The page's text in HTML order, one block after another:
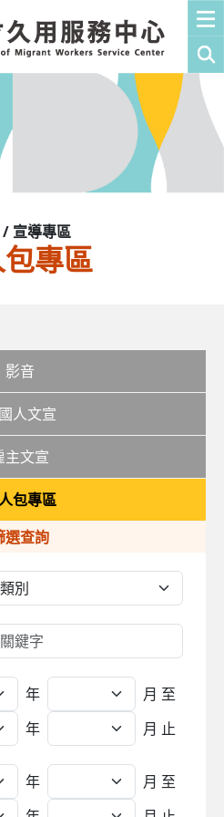
宣導專區
專區
影音
人文宣
主文宣
包專區
選查詢
年 月 至
年
月 止
年 月 至